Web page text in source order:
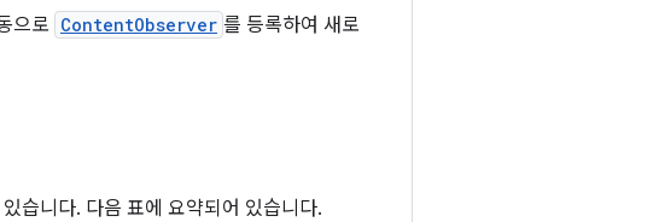
으로 ContentObserver 를 등록하여 새로
습니다. 다음 표에 요약되어 있습니다.